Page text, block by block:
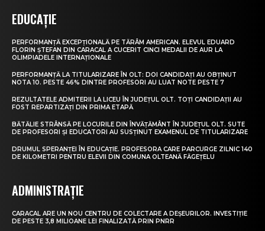
EDUCAȚIE
PERFORMANȚĂ EXCEPȚIONALĂ PE TĂRÂM AMERICAN. ELEVUL EDUARD
FLORIN ȘTEFAN DIN CARACAL A CUCERIT CINCI MEDALII DE AUR LA
OLIMPIADELE INTERNAȚIONALE
PERFORMANȚĂ LA TITULARIZARE ÎN OLT: DOI CANDIDAȚI AU OBȚINUT
NOTA 10. PESTE 46% DINTRE PROFESORI AU LUAT NOTE PESTE 7
REZULTATELE ADMITERII LA LICEU ÎN JUDEȚUL OLT. TOȚI CANDIDAȚII AU
FOST REPARTIZAȚI DIN PRIMA ETAPĂ
BĂTĂLIE STRÂNSĂ PE LOCURILE DIN ÎNVĂȚĂMÂNT ÎN JUDEȚUL OLT. SUTE
DE PROFESORI ȘI EDUCATORI AU SUSȚINUT EXAMENUL DE TITULARIZARE
DRUMUL SPERANȚEI ÎN EDUCAȚIE. PROFESORA CARE PARCURGE ZILNIC 140
DE KILOMETRI PENTRU ELEVII DIN COMUNA OLTEANĂ FĂGEȚELU
ADMINISTRAȚIE
CARACAL ARE UN NOU CENTRU DE COLECTARE A DEȘEURILOR. INVESTIȚIE
DE PESTE 3,8 MILIOANE LEI FINALIZATĂ PRIN PNRR